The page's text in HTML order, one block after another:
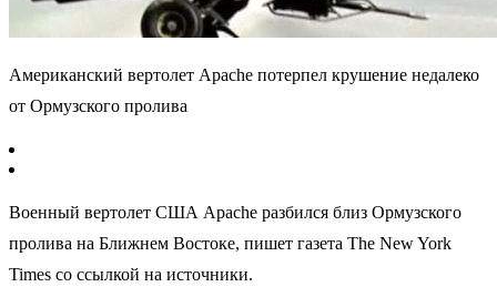
Американский вертолет Apache потерпел крушение недалеко
от Ормузского пролива
Военный вертолет США Apache разбился близ Ормузского
пролива на Ближнем Востоке, пишет газета The New York
Times со ссылкой на источники.